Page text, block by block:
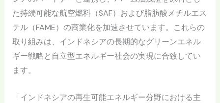
た持続可能な航空燃料（SAF）および脂肪酸メチルエス
テル（FAME）の商業化を加速させています。これらの
取り組みは、インドネシアの長期的なグリーンエネル
ギー戦略と自立型エネルギー社会の実現に合致してい
ます。
「インドネシアの再生可能エネルギー分野における主